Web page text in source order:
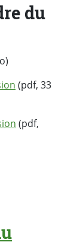
du
(pdf, 33
(pdf,